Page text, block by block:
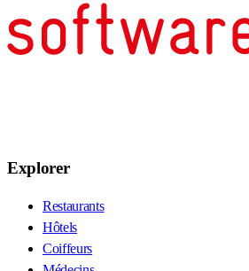
Explorer
Restaurants
Hôtels
Coiffeurs